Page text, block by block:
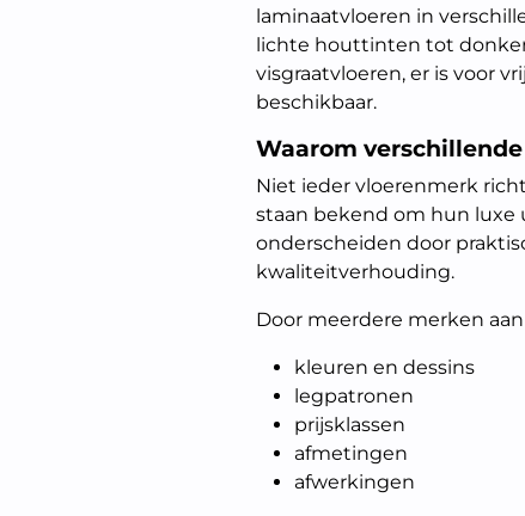
laminaatvloeren in
lichte houttinten tot
visgraatvloeren, er is voor
beschikbaar.
Waarom
Niet ieder vloerenmerk
staan bekend om hun luxe
onderscheiden door
kwaliteitverhouding.
Door meerdere merken
kleuren en dessins
legpatronen
prijsklassen
afmetingen
afwerkingen